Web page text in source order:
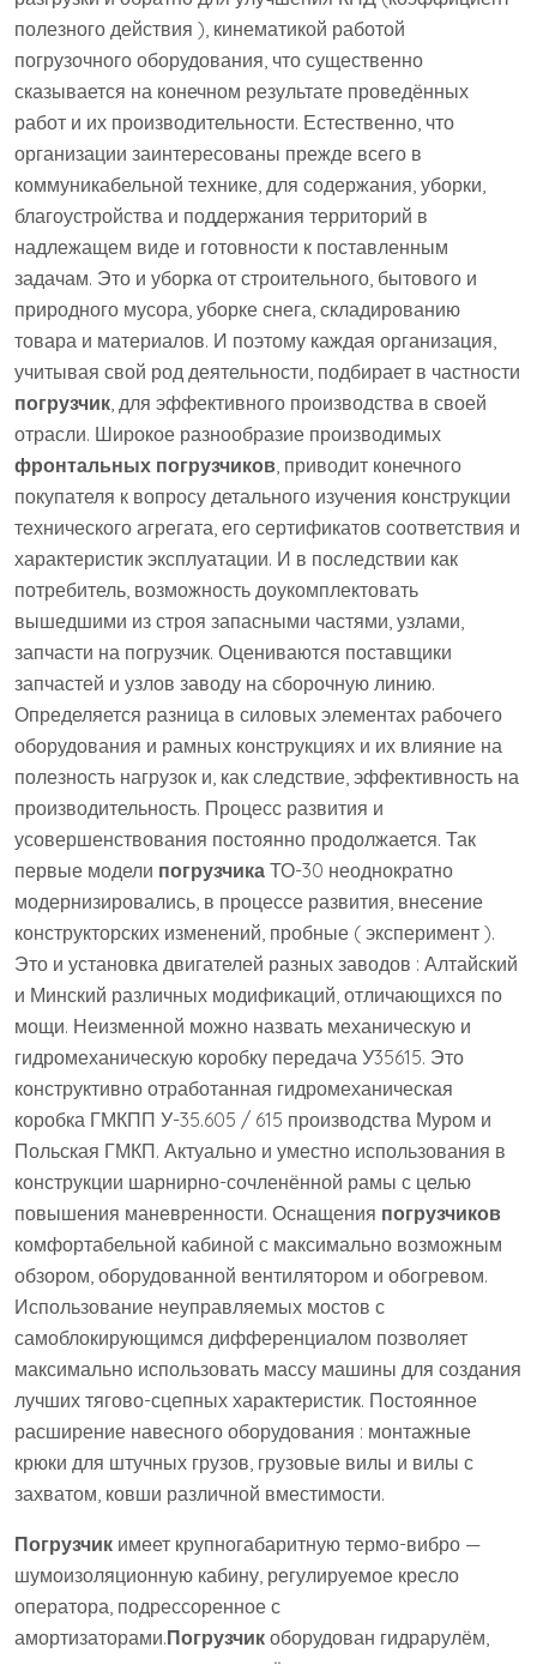
полезного действия ), кинематикой работой
погрузочного оборудования, что существенно
сказывается на конечном результате проведённых
работ и их производительности. Естественно, что
организации заинтересованы прежде всего в
коммуникабельной технике, для содержания, уборки,
благоустройства и поддержания территорий в
надлежащем виде и готовности к поставленным
задачам. Это и уборка от строительного, бытового и
природного мусора, уборке снега, складированию
товара и материалов. И поэтому каждая организация,
учитывая свой род деятельности, подбирает в частности
погрузчик , для эффективного производства в своей
отрасли. Широкое разнообразие производимых
фронтальных погрузчиков , приводит конечного
покупателя к вопросу детального изучения конструкции
технического агрегата, его сертификатов соответствия и
характеристик эксплуатации. И в последствии как
потребитель, возможность доукомплектовать
вышедшими из строя запасными частями, узлами,
запчасти на погрузчик. Оцениваются поставщики
запчастей и узлов заводу на сборочную линию.
Определяется разница в силовых элементах рабочего
оборудования и рамных конструкциях и их влияние на
полезность нагрузок и, как следствие, эффективность на
производительность. Процесс развития и
усовершенствования постоянно продолжается. Так
первые модели погрузчика ТО-30 неоднократно
модернизировались, в процессе развития, внесение
конструкторских изменений, пробные ( эксперимент ).
Это и установка двигателей разных заводов : Алтайский
и Минский различных модификаций, отличающихся по
мощи. Неизменной можно назвать механическую и
гидромеханическую коробку передача У35615. Это
конструктивно отработанная гидромеханическая
коробка ГМКПП У-35.605 / 615 производства Муром и
Польская ГМКП. Актуально и уместно использования в
конструкции шарнирно-сочленённой рамы с целью
повышения маневренности. Оснащения погрузчиков
комфортабельной кабиной с максимально возможным
обзором, оборудованной вентилятором и обогревом.
Использование неуправляемых мостов с
самоблокирующимся дифференциалом позволяет
максимально использовать массу машины для создания
лучших тягово-сцепных характеристик. Постоянное
расширение навесного оборудования : монтажные
крюки для штучных грузов, грузовые вилы и вилы с
захватом, ковши различной вместимости.
Погрузчик имеет крупногабаритную термо-вибро —
шумоизоляционную кабину, регулируемое кресло
оператора, подрессоренное с
амортизаторами.Погрузчик оборудован гидрарулём,